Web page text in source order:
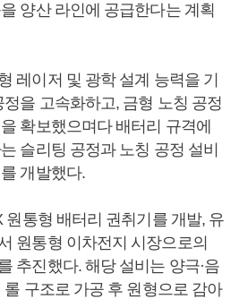
양산 라인에 공급한다는 계획
레이저 및 광학 설계 능력을 기
을 고속화하고, 금형 노칭 공정
확보했으며다 배터리 규격에
슬리팅 공정과 노칭 공정 설비
개발했다.
원통형 배터리 권취기를 개발, 유
원통형 이차전지 시장으로의
추진했다. 해당 설비는 양극·음
구조로 가공 후 원형으로 감아